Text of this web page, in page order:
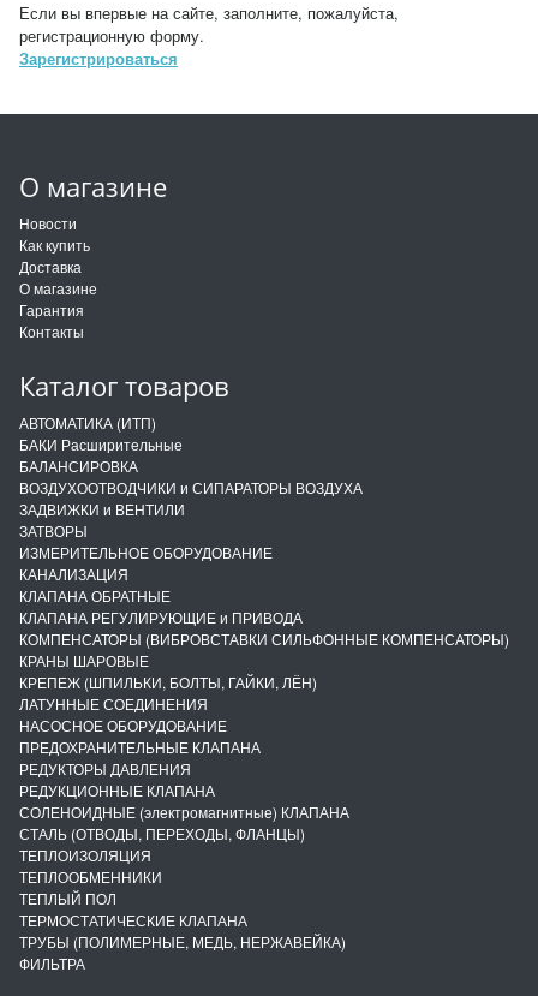
Если вы впервые на сайте, заполните, пожалуйста,
регистрационную форму.
Зарегистрироваться
О магазине
Новости
Как купить
Доставка
О магазине
Гарантия
Контакты
Каталог товаров
АВТОМАТИКА (ИТП)
БАКИ Расширительные
БАЛАНСИРОВКА
ВОЗДУХООТВОДЧИКИ и СИПАРАТОРЫ ВОЗДУХА
ЗАДВИЖКИ и ВЕНТИЛИ
ЗАТВОРЫ
ИЗМЕРИТЕЛЬНОЕ ОБОРУДОВАНИЕ
КАНАЛИЗАЦИЯ
КЛАПАНА ОБРАТНЫЕ
КЛАПАНА РЕГУЛИРУЮЩИЕ и ПРИВОДА
КОМПЕНСАТОРЫ (ВИБРОВСТАВКИ СИЛЬФОННЫЕ КОМПЕНСАТОРЫ)
КРАНЫ ШАРОВЫЕ
КРЕПЕЖ (ШПИЛЬКИ, БОЛТЫ, ГАЙКИ, ЛЁН)
ЛАТУННЫЕ СОЕДИНЕНИЯ
НАСОСНОЕ ОБОРУДОВАНИЕ
ПРЕДОХРАНИТЕЛЬНЫЕ КЛАПАНА
РЕДУКТОРЫ ДАВЛЕНИЯ
РЕДУКЦИОННЫЕ КЛАПАНА
СОЛЕНОИДНЫЕ (электромагнитные) КЛАПАНА
СТАЛЬ (ОТВОДЫ, ПЕРЕХОДЫ, ФЛАНЦЫ)
ТЕПЛОИЗОЛЯЦИЯ
ТЕПЛООБМЕННИКИ
ТЕПЛЫЙ ПОЛ
ТЕРМОСТАТИЧЕСКИЕ КЛАПАНА
ТРУБЫ (ПОЛИМЕРНЫЕ, МЕДЬ, НЕРЖАВЕЙКА)
ФИЛЬТРА